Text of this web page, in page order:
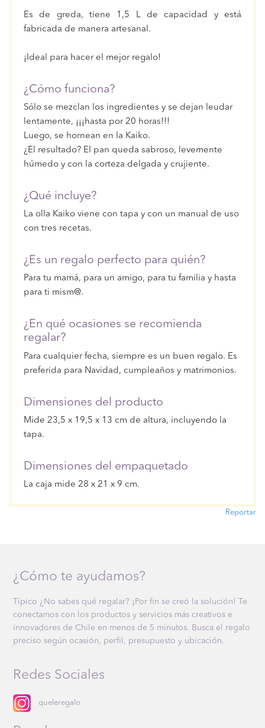
Es de greda, tiene 1,5 L de capacidad y está
fabricada de manera artesanal.
¡Ideal para hacer el mejor regalo!
¿Cómo funciona?
Sólo se mezclan los ingredientes y se dejan leudar
lentamente, ¡¡¡hasta por 20 horas!!!
Luego, se hornean en la Kaiko.
¿El resultado? El pan queda sabroso, levemente
húmedo y con la corteza delgada y crujiente.
¿Qué incluye?
La olla Kaiko viene con tapa y con un manual de uso
con tres recetas.
¿Es un regalo perfecto para quién?
Para tu mamá, para un amigo, para tu familia y hasta
para ti mism@.
¿En qué ocasiones se recomienda
regalar?
Para cualquier fecha, siempre es un buen regalo. Es
preferida para Navidad, cumpleaños y matrimonios.
Dimensiones del producto
Mide 23,5 x 19,5 x 13 cm de altura, incluyendo la
tapa.
Dimensiones del empaquetado
La caja mide 28 x 21 x 9 cm.
Reportar
¿Cómo te ayudamos?
Típico ¿No sabes qué regalar? ¡Por fin se creó la solución! Te
conectamos con los productos y servicios más creativos e
innovadores de Chile en menos de 5 minutos. Busca el regalo
preciso según ocasión, perfil, presupuesto y ubicación.
Redes Sociales
queleregalo